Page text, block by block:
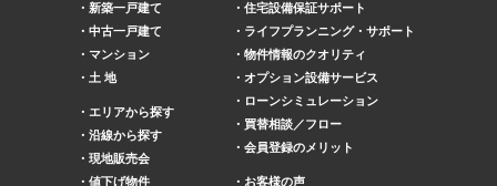
新築一戸建て
中古一戸建て
マンション
土 地
エリアから探す
沿線から探す
現地販売会
値下げ物件
住宅設備保証サポート
ライフプランニング・サポート
物件情報のクオリティ
オプション設備サービス
ローンシミュレーション
買替相談／フロー
会員登録のメリット
お客様の声